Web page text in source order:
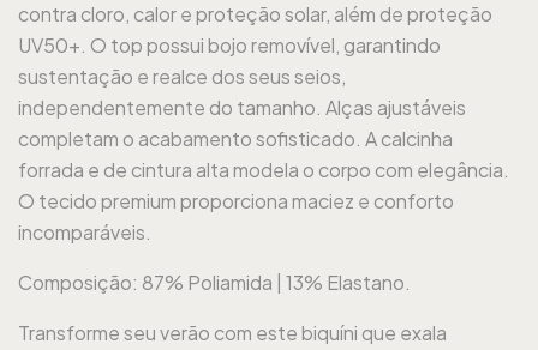
contra cloro, calor e proteção solar, além de proteção
UV50+. O top possui bojo removível, garantindo
sustentação e realce dos seus seios,
independentemente do tamanho. Alças ajustáveis
completam o acabamento sofisticado. A calcinha
forrada e de cintura alta modela o corpo com elegância.
O tecido premium proporciona maciez e conforto
incomparáveis.
Composição: 87% Poliamida | 13% Elastano.
Transforme seu verão com este biquíni que exala